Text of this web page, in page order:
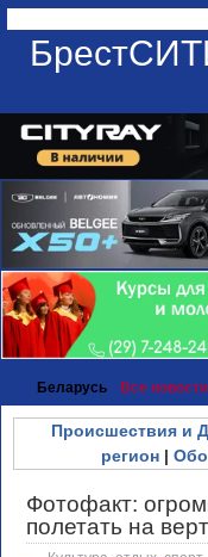
Беларусь Все новости
Происшествия и
регион |
Фотофакт:
полетать на